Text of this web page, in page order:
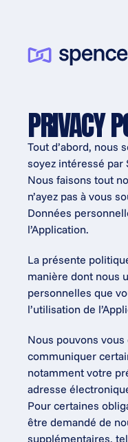
PRIVACY
Tout d’abord, nous
soyez intéressé par
Nous faisons tout
n’ayez pas à vous
Données
l’Application.
La présente
manière dont nous
personnelles que
l’utilisation de
Nous pouvons
communiquer
notamment votre
adresse
Pour certaines
être demandé de
supplémentaires,